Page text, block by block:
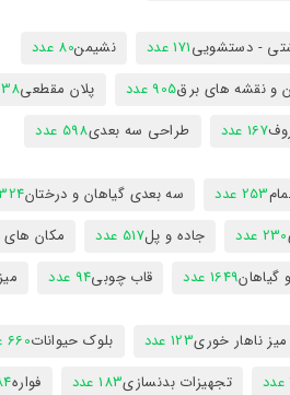
- دستشویی171 عدد نشیمن80 عدد
و نقشه های برق905 عدد پلان مقطعی
167 عدد طراحی سه بعدی598 عدد
253 عدد سه بعدی گیاهان و درختان324
230 عدد جاده و پل517 عدد مکان های
گیاهان1649 عدد قاب چوبی94 عدد
ناهار خوری123 عدد بلوک حیوانات660 عدد
تجهیزات بدنسازی183 عدد فواره